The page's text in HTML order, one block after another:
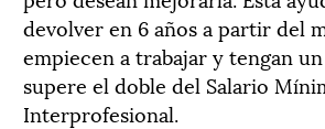
devolver en 6 años a partir del
empiecen a trabajar y tengan
supere el doble del Salario
Interprofesional.